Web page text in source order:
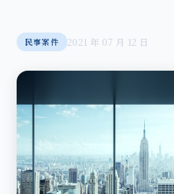
民事案件 2021 年 07 月 12 日